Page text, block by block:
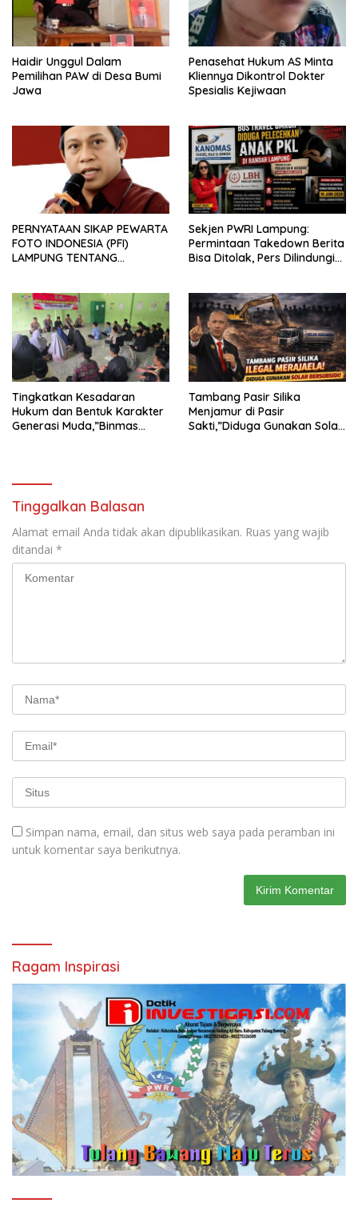
Haidir Unggul Dalam
Pemilihan PAW di Desa Bumi
Jawa
Penasehat Hukum AS Minta
Kliennya Dikontrol Dokter
Spesialis Kejiwaan
PERNYATAAN SIKAP PEWARTA
FOTO INDONESIA (PFI)
LAMPUNG TENTANG
TERHADAP JURNALIS DI
PENGADILAN NEGERI
TANJUNG KARANG.
Sekjen PWRI Lampung:
Permintaan Takedown Berita
Bisa Ditolak, Pers Dilindungi
Tingkatkan Kesadaran
Hukum dan Bentuk Karakter
Generasi Muda,”Binmas
Tambang Pasir Silika
Menjamur di Pasir
Sakti,”Diduga Gunakan Solar
Tinggalkan Balasan
Alamat email Anda tidak akan dipublikasikan. Ruas yang wajib
ditandai *
Simpan nama, email, dan situs web saya pada peramban ini
untuk komentar saya berikutnya.
Ragam Inspirasi